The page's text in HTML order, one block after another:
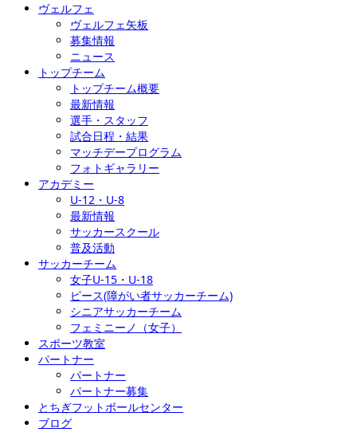
ヴェルフェ
ヴェルフェ矢板
募集情報
ニュース
トップチーム
トップチーム概要
最新情報
選手・スタッフ
試合日程・結果
マッチデープログラム
フォトギャラリー
アカデミー
U-12・U-8
最新情報
サッカースクール
普及活動
サッカーチーム
女子U-15・U-18
ピース(障がい者サッカーチーム)
シニアサッカーチーム
フェミニーノ（女子）
スポーツ教室
パートナー
パートナー
パートナー募集
とちぎフットボールセンター
ブログ